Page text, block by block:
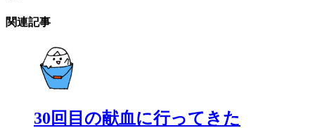
関連記事
30回目の献血に行ってきた